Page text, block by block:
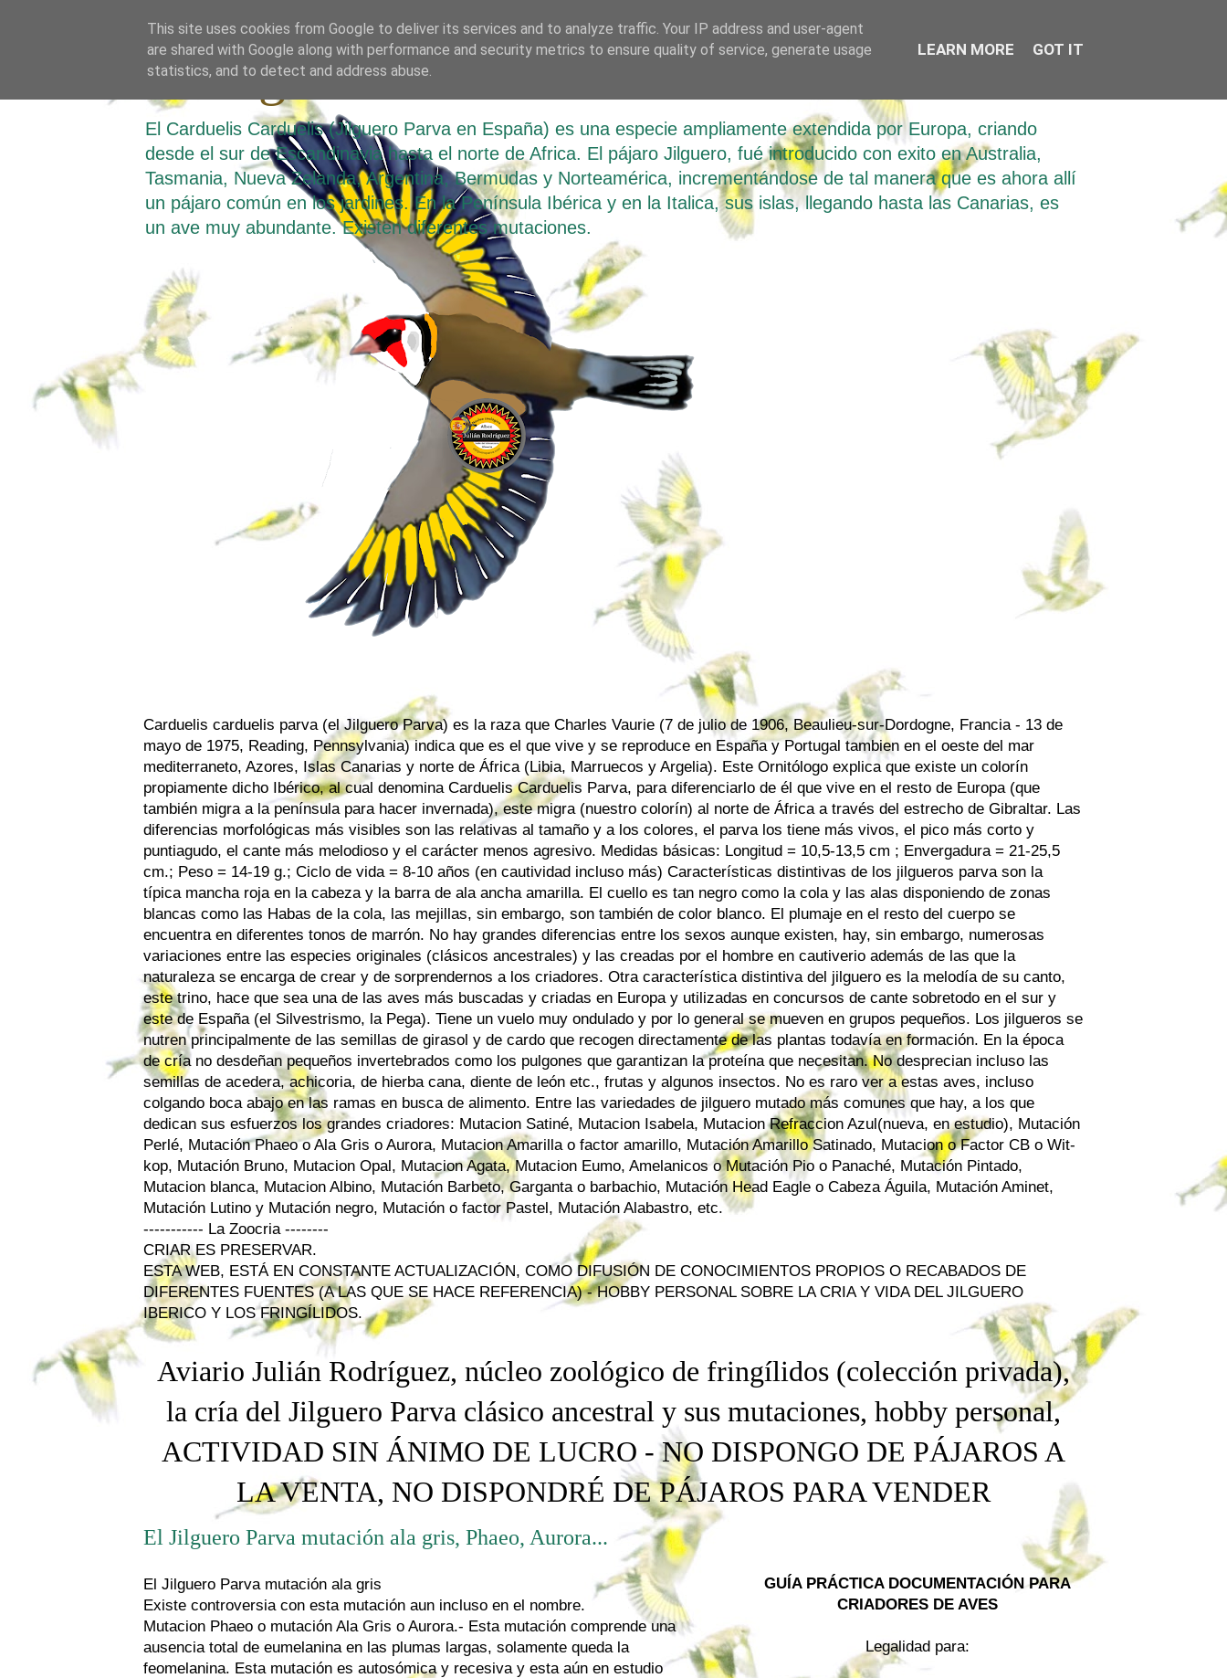
El Jilguero Parva
El Carduelis Carduelis (Jilguero Parva en España) es una especie ampliamente extendida por Europa, criando
desde el sur de Escandinavia hasta el norte de Africa. El pájaro Jilguero, fué introducido con exito en Australia,
Tasmania, Nueva Zelanda, Argentina, Bermudas y Norteamérica, incrementándose de tal manera que es ahora allí
un pájaro común en los jardines. En la Península Ibérica y en la Italica, sus islas, llegando hasta las Canarias, es
un ave muy abundante. Existen diferentes mutaciones.
Carduelis carduelis parva (el Jilguero Parva) es la raza que Charles Vaurie (7 de julio de 1906, Beaulieu-sur-Dordogne, Francia - 13 de
mayo de 1975, Reading, Pennsylvania) indica que es el que vive y se reproduce en España y Portugal tambien en el oeste del mar
mediterraneto, Azores, Islas Canarias y norte de África (Libia, Marruecos y Argelia). Este Ornitólogo explica que existe un colorín
propiamente dicho Ibérico, al cual denomina Carduelis Carduelis Parva, para diferenciarlo de él que vive en el resto de Europa (que
también migra a la península para hacer invernada), este migra (nuestro colorín) al norte de África a través del estrecho de Gibraltar. Las
diferencias morfológicas más visibles son las relativas al tamaño y a los colores, el parva los tiene más vivos, el pico más corto y
puntiagudo, el cante más melodioso y el carácter menos agresivo. Medidas básicas: Longitud = 10,5-13,5 cm ; Envergadura = 21-25,5
cm.; Peso = 14-19 g.; Ciclo de vida = 8-10 años (en cautividad incluso más) Características distintivas de los jilgueros parva son la
típica mancha roja en la cabeza y la barra de ala ancha amarilla. El cuello es tan negro como la cola y las alas disponiendo de zonas
blancas como las Habas de la cola, las mejillas, sin embargo, son también de color blanco. El plumaje en el resto del cuerpo se
encuentra en diferentes tonos de marrón. No hay grandes diferencias entre los sexos aunque existen, hay, sin embargo, numerosas
variaciones entre las especies originales (clásicos ancestrales) y las creadas por el hombre en cautiverio además de las que la
naturaleza se encarga de crear y de sorprendernos a los criadores. Otra característica distintiva del jilguero es la melodía de su canto,
este trino, hace que sea una de las aves más buscadas y criadas en Europa y utilizadas en concursos de cante sobretodo en el sur y
este de España (el Silvestrismo, la Pega). Tiene un vuelo muy ondulado y por lo general se mueven en grupos pequeños. Los jilgueros se
nutren principalmente de las semillas de girasol y de cardo que recogen directamente de las plantas todavía en formación. En la época
de cría no desdeñan pequeños invertebrados como los pulgones que garantizan la proteína que necesitan. No desprecian incluso las
semillas de acedera, achicoria, de hierba cana, diente de león etc., frutas y algunos insectos. No es raro ver a estas aves, incluso
colgando boca abajo en las ramas en busca de alimento. Entre las variedades de jilguero mutado más comunes que hay, a los que
dedican sus esfuerzos los grandes criadores: Mutacion Satiné, Mutacion Isabela, Mutacion Refraccion Azul(nueva, en estudio), Mutación
Perlé, Mutación Phaeo o Ala Gris o Aurora, Mutacion Amarilla o factor amarillo, Mutación Amarillo Satinado, Mutacion o Factor CB o Wit-
kop, Mutación Bruno, Mutacion Opal, Mutacion Agata, Mutacion Eumo, Amelanicos o Mutación Pio o Panaché, Mutación Pintado,
Mutacion blanca, Mutacion Albino, Mutación Barbeto, Garganta o barbachio, Mutación Head Eagle o Cabeza Águila, Mutación Aminet,
Mutación Lutino y Mutación negro, Mutación o factor Pastel, Mutación Alabastro, etc.
----------- La Zoocria --------
CRIAR ES PRESERVAR.
ESTA WEB, ESTÁ EN CONSTANTE ACTUALIZACIÓN, COMO DIFUSIÓN DE CONOCIMIENTOS PROPIOS O RECABADOS DE
DIFERENTES FUENTES (A LAS QUE SE HACE REFERENCIA) - HOBBY PERSONAL SOBRE LA CRIA Y VIDA DEL JILGUERO
IBERICO Y LOS FRINGÍLIDOS.
Aviario Julián Rodríguez, núcleo zoológico de fringílidos (colección privada),
la cría del Jilguero Parva clásico ancestral y sus mutaciones, hobby personal,
ACTIVIDAD SIN ÁNIMO DE LUCRO - NO DISPONGO DE PÁJAROS A
LA VENTA, NO DISPONDRÉ DE PÁJAROS PARA VENDER
El Jilguero Parva mutación ala gris, Phaeo, Aurora...
El Jilguero Parva mutación ala gris
Existe controversia con esta mutación aun incluso en el nombre.
Mutacion Phaeo o mutación Ala Gris o Aurora.- Esta mutación comprende una
ausencia total de eumelanina en las plumas largas, solamente queda la
feomelanina. Esta mutación es autosómica y recesiva y esta aún en estudio
GUÍA PRÁCTICA DOCUMENTACIÓN PARA
CRIADORES DE AVES
Legalidad para:
This site uses cookies from Google to deliver its services and to analyze traffic. Your IP address and user-agent
are shared with Google along with performance and security metrics to ensure quality of service, generate usage
statistics, and to detect and address abuse.
LEARN MORE GOT IT